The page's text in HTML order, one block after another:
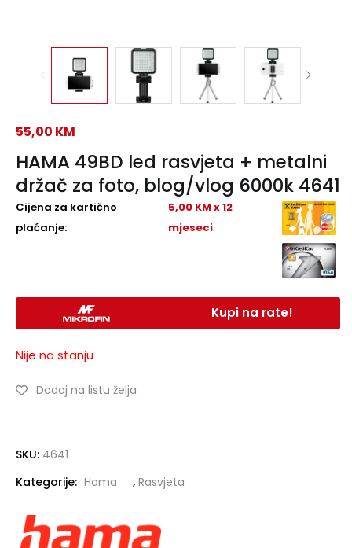
HAMA 49BD led rasvjeta + metalni
držač za foto, blog/vlog 6000k 4641
55,00 KM
Cijena za kartično
plaćanje:
5,00 KM x 12
mjeseci
Kupi na rate!
Nije na stanju
Dodaj na listu želja
SKU: 4641
Kategorije: Hama , Rasvjeta